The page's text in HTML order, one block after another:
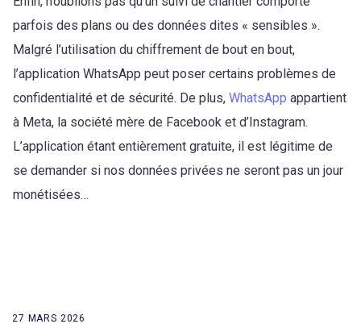
parfois des plans ou des données dites « sensibles ».
Malgré l’utilisation du chiffrement de bout en bout,
l’application WhatsApp peut poser certains problèmes de
confidentialité et de sécurité. De plus, WhatsApp appartient
à Meta, la société mère de Facebook et d’Instagram.
L’application étant entièrement gratuite, il est légitime de
se demander si nos données privées ne seront pas un jour
monétisées…
retour à la liste des news
27 MARS 2026